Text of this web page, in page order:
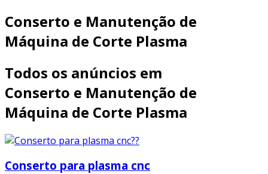
Conserto e Manutenção de
Máquina de Corte Plasma
Todos os anúncios em
Conserto e Manutenção de
Máquina de Corte Plasma
Conserto para plasma cnc